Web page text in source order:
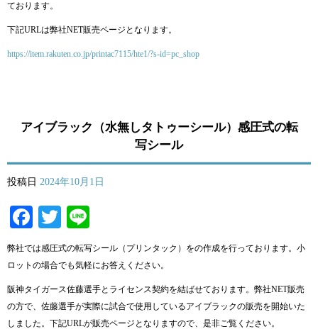
ております。
下記URLは弊社NET販売ページとなります。
https://item.rakuten.co.jp/printac7115/hte1/?s-id=pc_shop
アイブラック（水無しタトゥーシール）感圧式の転
写シール
投稿日 2024年10月1日
Facebook
Twitter
弊社では感圧式の転写シール（プリンタック）をの作成を行っております。小
ロットの場合でも気軽にお答えください。
阪神タイガース佐藤選手とライセンス契約を結ばせております。弊社NET販売
の方で、佐藤選手が実際に試合で使用しているアイブラックの販売を開始いた
しました。下記URLが販売ページとなりますので、是非ご覧ください。